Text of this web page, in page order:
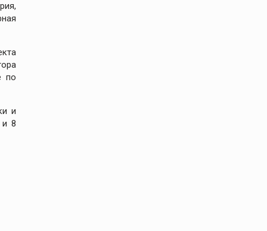
по
и
и 8